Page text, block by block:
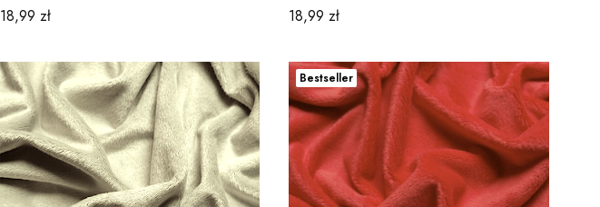
Cena
18,99 zł
Cena
18,99 zł
Bestseller